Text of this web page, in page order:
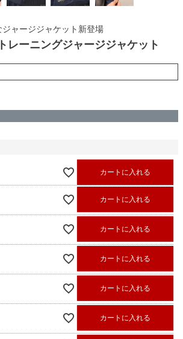
ジャージジャケット新登場
レーニングジャージジャケット
カートに入れる
カートに入れる
カートに入れる
カートに入れる
カートに入れる
カートに入れる